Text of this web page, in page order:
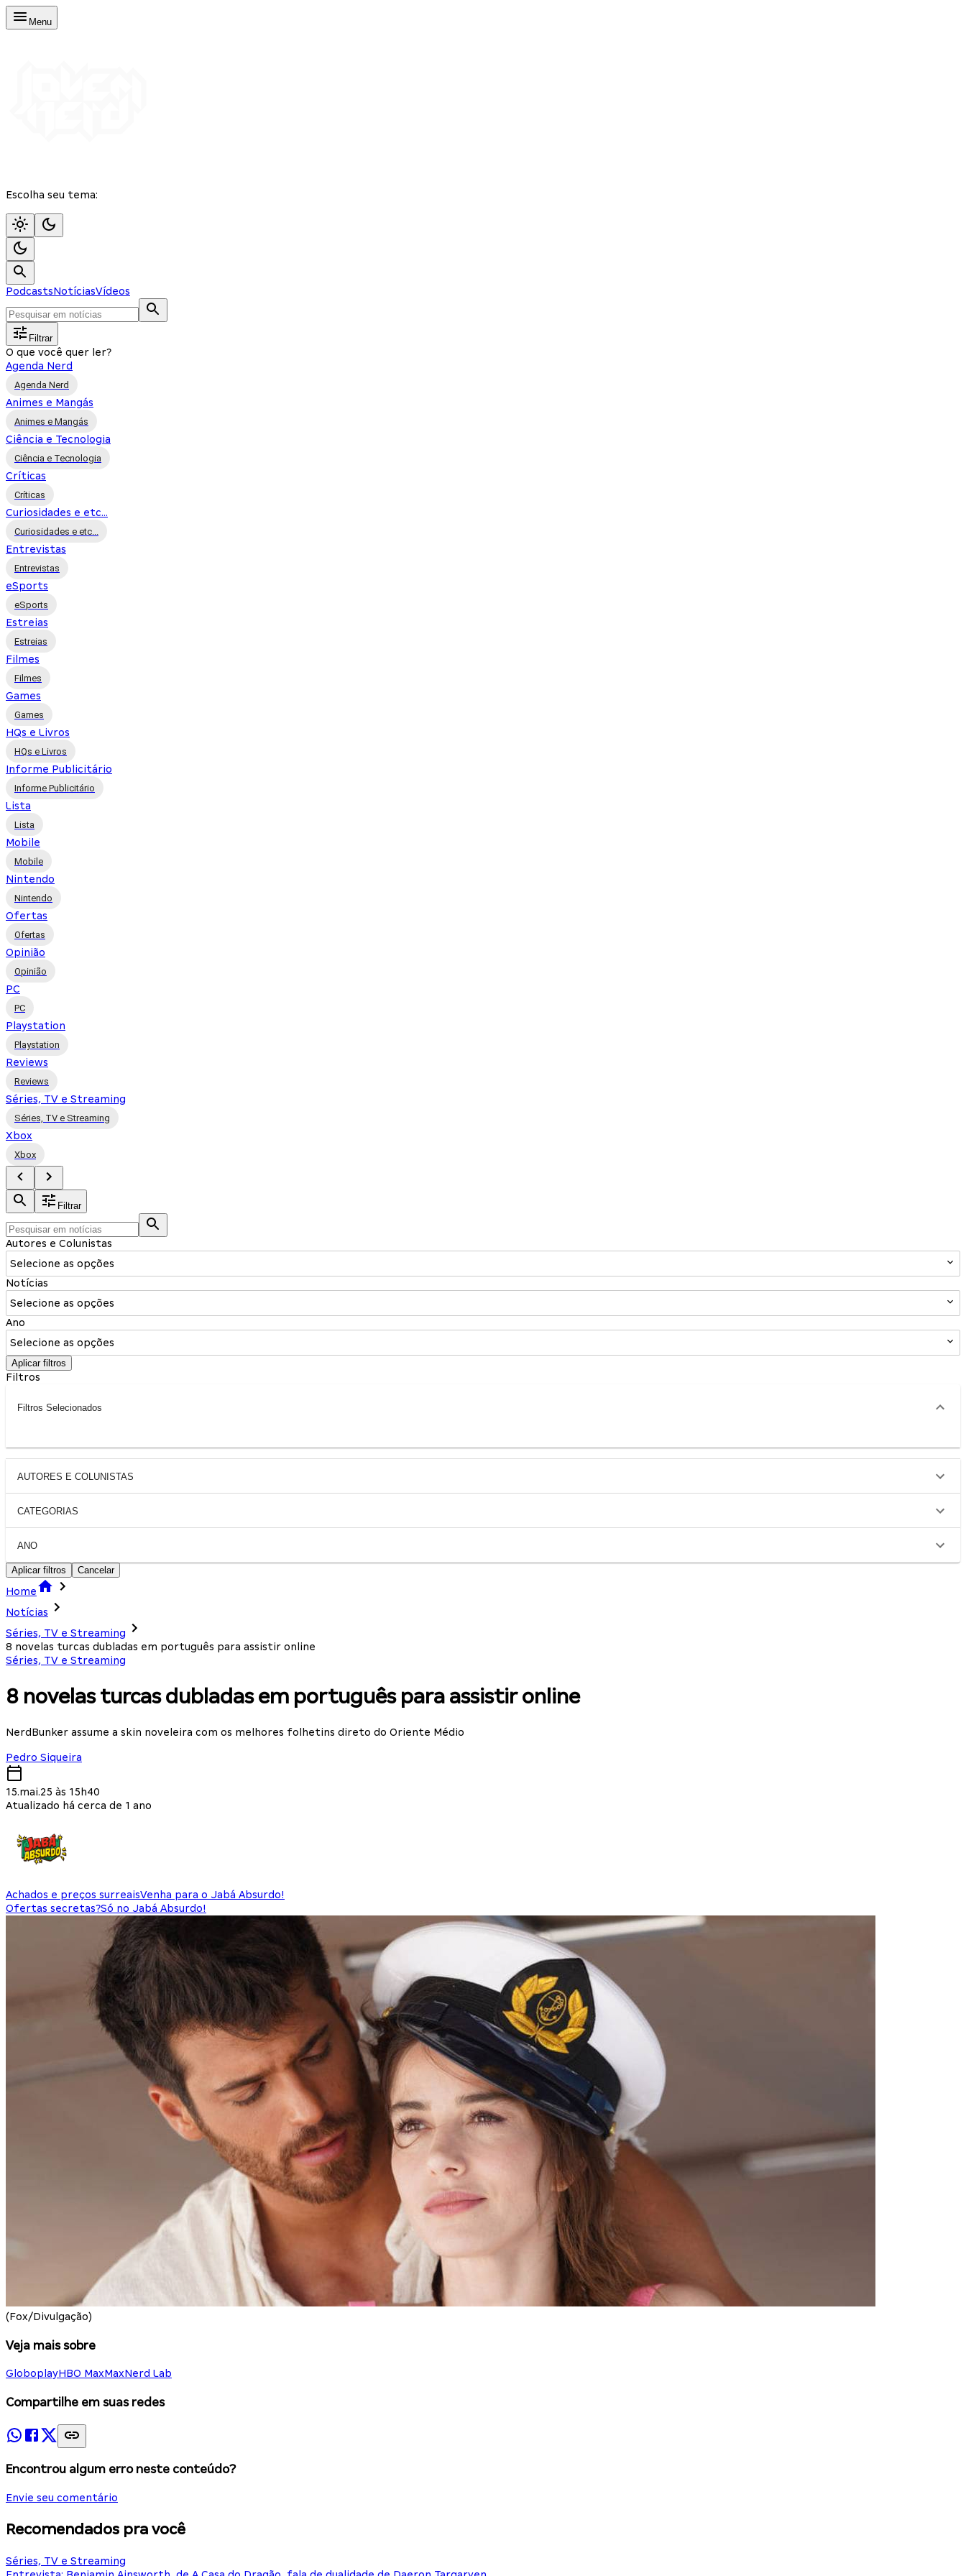
Menu
Escolha seu tema:
PodcastsNotíciasVídeos
Filtrar
O que você quer ler?
Agenda Nerd
Agenda Nerd
Animes e Mangás
Animes e Mangás
Ciência e Tecnologia
Ciência e Tecnologia
Críticas
Críticas
Curiosidades e etc...
Curiosidades e etc...
Entrevistas
Entrevistas
eSports
eSports
Estreias
Estreias
Filmes
Filmes
Games
Games
HQs e Livros
HQs e Livros
Informe Publicitário
Informe Publicitário
Lista
Lista
Mobile
Mobile
Nintendo
Nintendo
Ofertas
Ofertas
Opinião
Opinião
PC
PC
Playstation
Playstation
Reviews
Reviews
Séries, TV e Streaming
Séries, TV e Streaming
Xbox
Xbox
Filtrar
Autores e Colunistas
Selecione as opções
Notícias
Selecione as opções
Ano
Selecione as opções
Aplicar filtros
Filtros
Filtros Selecionados
AUTORES E COLUNISTAS
CATEGORIAS
ANO
Aplicar filtros Cancelar
Home
Notícias
Séries, TV e Streaming
8 novelas turcas dubladas em português para assistir online
Séries, TV e Streaming
8 novelas turcas dubladas em português para assistir online
NerdBunker assume a skin noveleira com os melhores folhetins direto do Oriente Médio
Pedro Siqueira
15.mai.25 às 15h40
Atualizado há cerca de 1 ano
Achados e preços surreaisVenha para o Jabá Absurdo!
Ofertas secretas?Só no Jabá Absurdo!
(Fox/Divulgação)
Veja mais sobre
GloboplayHBO MaxMaxNerd Lab
Compartilhe em suas redes
Encontrou algum erro neste conteúdo?
Envie seu comentário
Recomendados pra você
Séries, TV e Streaming